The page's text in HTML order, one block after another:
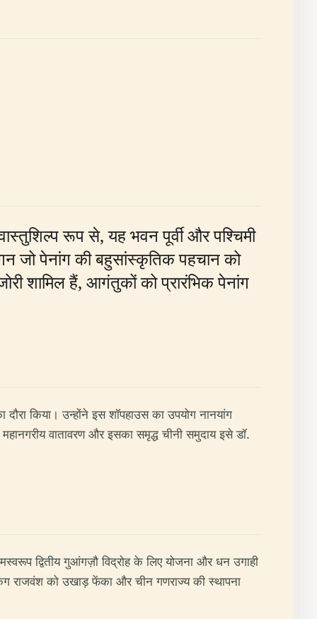
रूप से, यह भवन पूर्वी और पश्चिमी
पेनांग की बहुसांस्कृतिक पहचान को
शामिल हैं, आगंतुकों को प्रारंभिक पेनांग
किया। उन्होंने इस शॉपहाउस का उपयोग नानयांग
वातावरण और इसका समृद्ध चीनी समुदाय इसे डॉ.
द्वितीय गुआंगज़ौ विद्रोह के लिए योजना और धन उगाही
राजवंश को उखाड़ फेंका और चीन गणराज्य की स्थापना